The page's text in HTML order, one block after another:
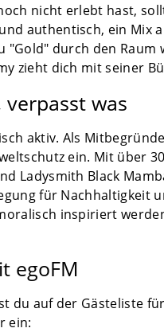
nicht erlebt hast,
authentisch, ein Mix
"Gold" durch den
zieht dich mit seiner
was
aktiv. Als
ein. Mit über
Ladysmith Black
für Nachhaltigkeit
inspiriert
egoFM
du auf der Gästeliste
ein: